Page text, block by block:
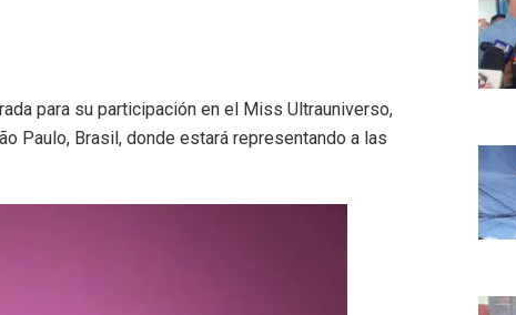
para su participación en el Miss Ultrauniverso,
Paulo, Brasil, donde estará representando a las